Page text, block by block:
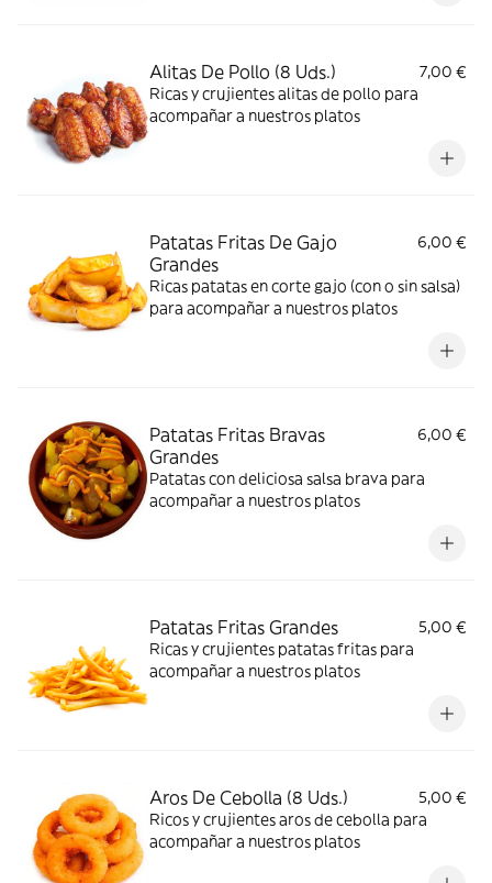
Alitas De Pollo (8 Uds.)
7,00 €
Ricas y crujientes alitas de pollo para
acompañar a nuestros platos
Patatas Fritas De Gajo
Grandes
6,00 €
Ricas patatas en corte gajo (con o sin salsa)
para acompañar a nuestros platos
Patatas Fritas Bravas
Grandes
6,00 €
Patatas con deliciosa salsa brava para
acompañar a nuestros platos
Patatas Fritas Grandes
5,00 €
Ricas y crujientes patatas fritas para
acompañar a nuestros platos
Aros De Cebolla (8 Uds.)
5,00 €
Ricos y crujientes aros de cebolla para
acompañar a nuestros platos